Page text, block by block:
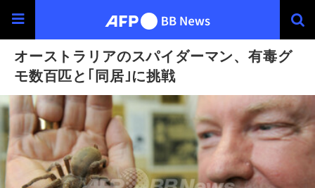
オーストラリアのスパイダーマン、有毒グ
モ数百匹と｢同居｣に挑戦